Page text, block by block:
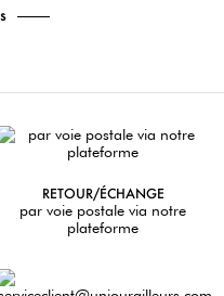
RETOUR/ÉCHANGE
par voie postale via notre
plateforme